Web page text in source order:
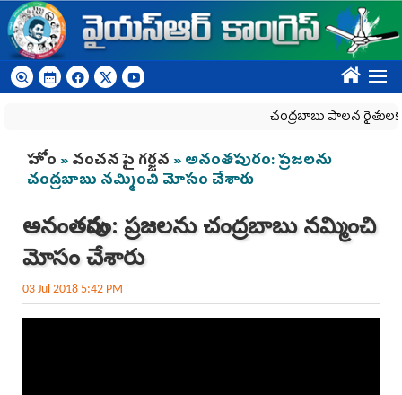
Skip to main content
????
చంద్రబాబు పాలన రైతులకు
You are here
హోం »వంచన పై గర్జన » అనంతపురం: ప్రజలను
చంద్రబాబు నమ్మించి మోసం చేశారు
అనంతపురం: ప్రజలను చంద్రబాబు నమ్మించి
మోసం చేశారు
03 Jul 2018 5:42 PM